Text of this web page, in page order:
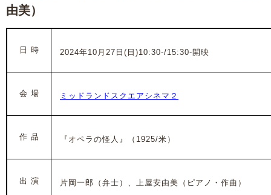
由美）
日 時 2024年10月27日(日)10:30-/15:30-開映
会 場 ミッドランドスクエアシネマ２
作 品 『オペラの怪人』（1925/米）
出 演 片岡一郎（弁士）、上屋安由美（ピアノ・作曲）